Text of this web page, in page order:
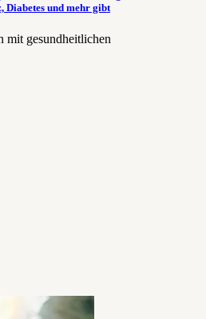
Diabetes und mehr gibt
mit gesundheitlichen